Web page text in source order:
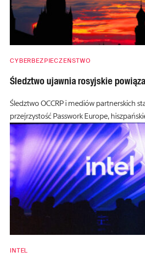
CYBERBEZPIECZEŃSTWO
Śledztwo ujawnia rosyjskie
Śledztwo OCCRP i mediów partnerskich
przejrzystość Passwork Europe,
INTEL